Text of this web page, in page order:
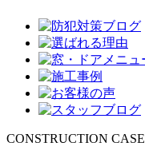
CONSTRUCTION CASE